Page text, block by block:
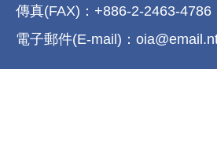
傳真(FAX)：+886-2-2463-4786
電子郵件(E-mail)：